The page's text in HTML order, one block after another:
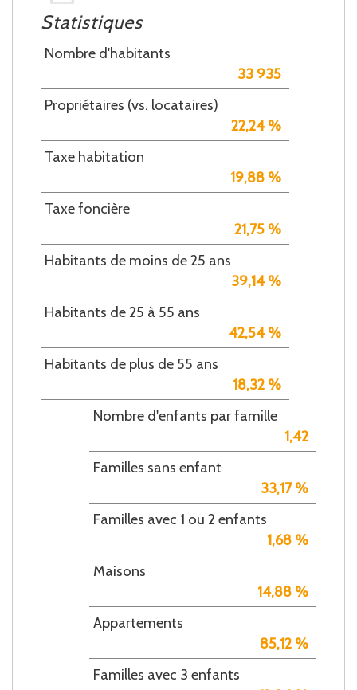
Statistiques
Nombre d'habitants
33 935
Propriétaires (vs. locataires)
22,24 %
Taxe habitation
19,88 %
Taxe foncière
21,75 %
Habitants de moins de 25 ans
39,14 %
Habitants de 25 à 55 ans
42,54 %
Habitants de plus de 55 ans
18,32 %
Nombre d'enfants par famille
1,42
Familles sans enfant
33,17 %
Familles avec 1 ou 2 enfants
1,68 %
Maisons
14,88 %
Appartements
85,12 %
Familles avec 3 enfants